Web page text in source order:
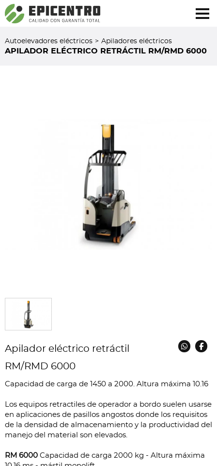
¿Olvidó su contraseña?Regístrese aquí
Autoelevadores eléctricos > Apiladores eléctricos
APILADOR ELÉCTRICO RETRÁCTIL RM/RMD 6000
Apilador eléctrico retráctil
RM/RMD 6000
Capacidad de carga de 1450 a 2000. Altura máxima 10.16
Los equipos retractiles de operador a bordo suelen usarse
en aplicaciones de pasillos angostos donde los requisitos
de la densidad de almacenamiento y la productividad del
manejo del material son elevados.
RM 6000 Capacidad de carga 2000 kg - Altura máxima